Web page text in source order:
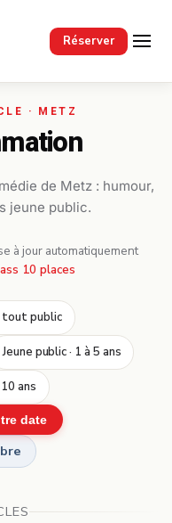
Réserver
de Metz : humour,
jeune public.
à jour automatiquement
10 places
tout public
Jeune public · 1 à 5 ans
ans
date